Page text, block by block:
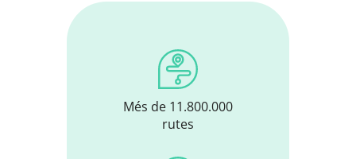
Més de 11.800.000
rutes